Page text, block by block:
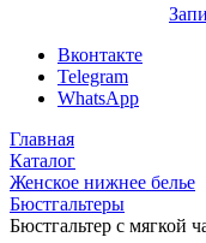
Вконтакте
Telegram
WhatsApp
Главная
Каталог
Женское нижнее белье
Бюстгальтеры
Бюстгальтер с мягкой